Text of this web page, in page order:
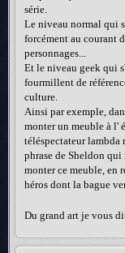
série.
Le niveau normal qui
forcément au courant
personnages...
Et le niveau geek qui
fourmillent de
culture.
Ainsi par exemple,
monter un meuble à l'
téléspectateur lambda
phrase de Sheldon
monter ce meuble, en
héros dont la bague
Du grand art je vous